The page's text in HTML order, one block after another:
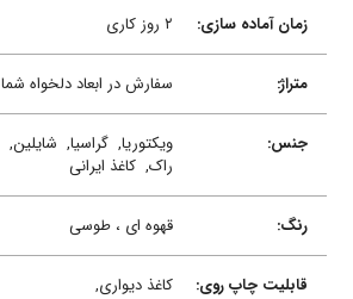
زمان آماده سازی: ۲ روز کاری
متراژ: سفارش در ابعاد دلخواه شما
جنس: ویکتوریا,گراسیا, شایلین,
راک,کاغذ ایرانی
رنگ: قهوه ای ، طوسی
قابلیت چاپ روی: کاغذ دیواری,